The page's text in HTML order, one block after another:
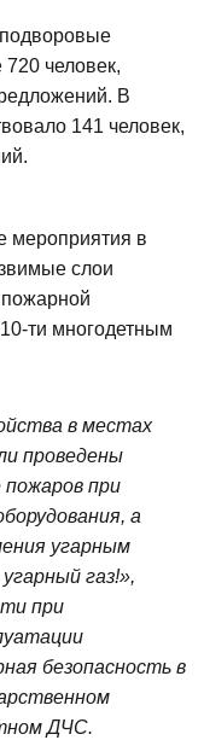
человек,
В
141 человек,
мероприятия в
слои
ти многодетным
в местах
проведены
при
а
угарным
газ!»,
при
безопасность в
ДЧС.